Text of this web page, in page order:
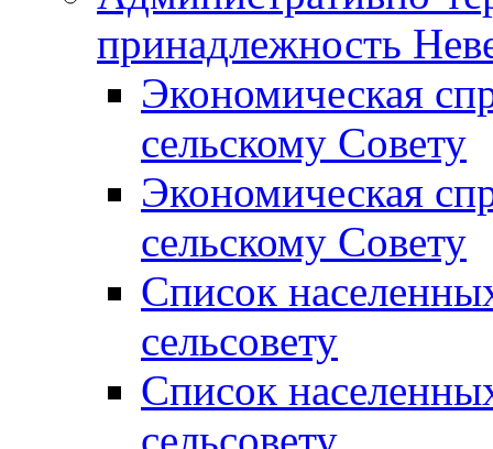
принадлежность
Экономическая
сельскому Совету
Экономическая
сельскому Совету
Список
сельсовету
Список
сельсовету